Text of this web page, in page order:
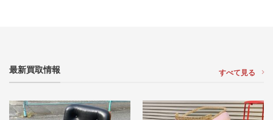
最新買取情報 すべて見る